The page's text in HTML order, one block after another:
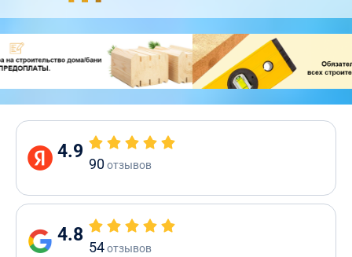
4.9
90отзывов
4.8
54отзывов